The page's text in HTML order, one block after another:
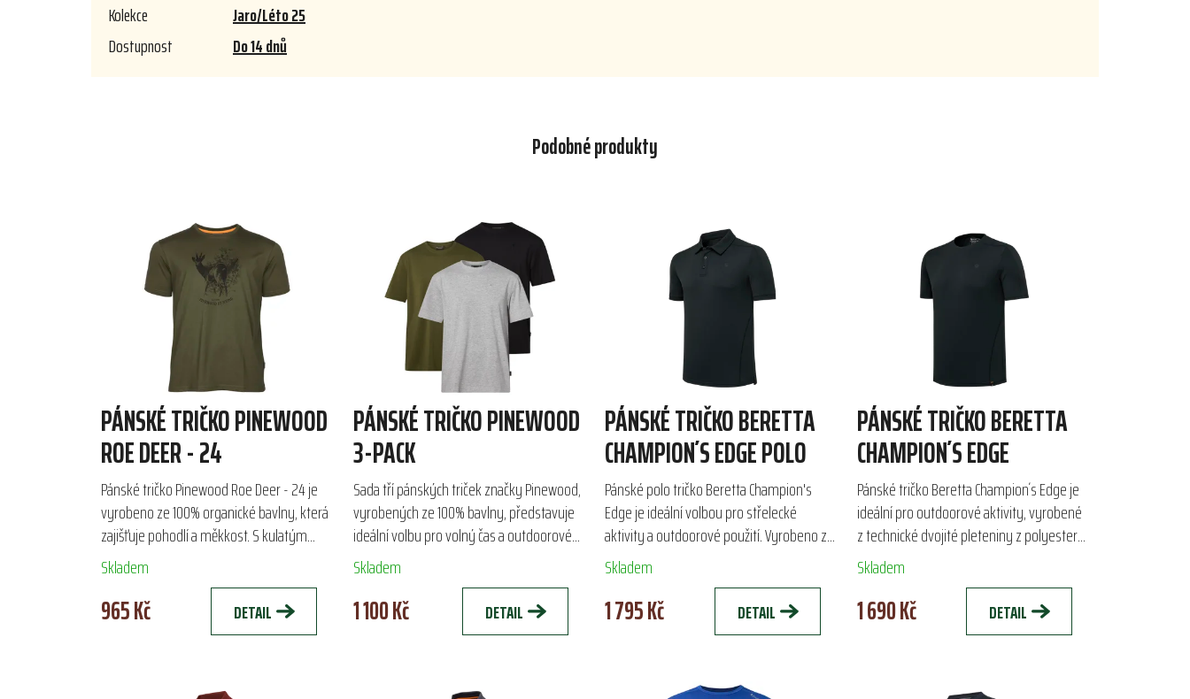
Kolekce
Jaro/Léto 25
Dostupnost
Do 14 dnů
Podobné produkty
PÁNSKÉ TRIČKO PINEWOOD
ROE DEER - 24
Pánské tričko Pinewood Roe Deer - 24 je
vyrobeno ze 100% organické bavlny, která
zajišťuje pohodlí a měkkost. S kulatým
výstřihem a atraktivním zvířecím motivem
je ideálním...
Skladem
965 Kč DETAIL
PÁNSKÉ TRIČKO PINEWOOD
3-PACK
Sada tří pánských triček značky Pinewood,
vyrobených ze 100% bavlny, představuje
ideální volbu pro volný čas a outdoorové
aktivity. S pohodlným střihem a
decentním logem na...
Skladem
1 100 Kč DETAIL
PÁNSKÉ TRIČKO BERETTA
CHAMPION´S EDGE POLO
Pánské polo tričko Beretta Champion's
Edge je ideální volbou pro střelecké
aktivity a outdoorové použití. Vyrobeno z
technické dvojité pleteniny polyesteru a
polyamidu,...
Skladem
1 795 Kč DETAIL
PÁNSKÉ TRIČKO BERETTA
CHAMPION´S EDGE
Pánské tričko Beretta Champion´s Edge je
ideální pro outdoorové aktivity, vyrobené
z technické dvojité pleteniny z polyesteru
a polyamidu. Zajišťuje vysokou
prodyšnost, rychlé...
Skladem
1 690 Kč DETAIL